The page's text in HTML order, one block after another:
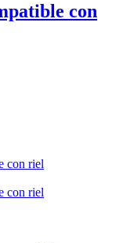
con